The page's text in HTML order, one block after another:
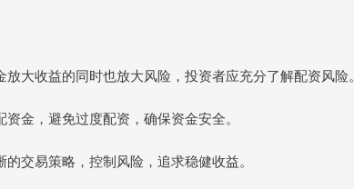
大收益的同时也放大风险，投资者应充分了解配资风险。
金，避免过度配资，确保资金安全。
交易策略，控制风险，追求稳健收益。